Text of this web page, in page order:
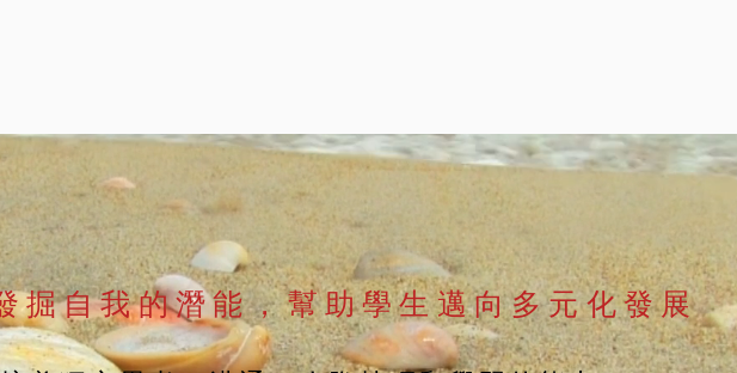
掘自我的潛能，幫助學生邁向多元化發展